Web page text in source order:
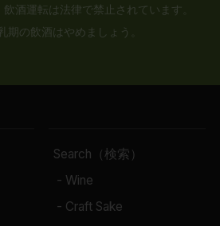
酒運転は法律で禁止されています。
期の飲酒はやめましょう。
Search（検索）
- Wine
- Craft Sake